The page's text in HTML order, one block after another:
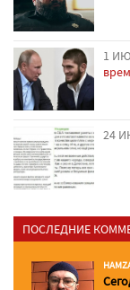
1
24
ПОСЛЕДНИЕ